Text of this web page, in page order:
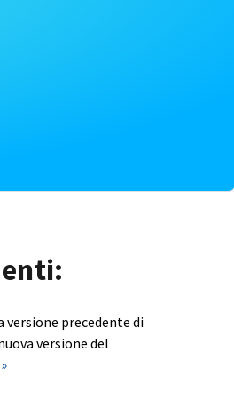
versione precedente di
versione del